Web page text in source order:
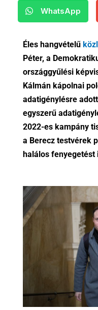
WhatsApp
Éles hangvételű
Péter, a
országgyűlési
Kálmán kápolnai
adatigénylésre
egyszerű
2022-es kampány
a Berecz testvérek
halálos